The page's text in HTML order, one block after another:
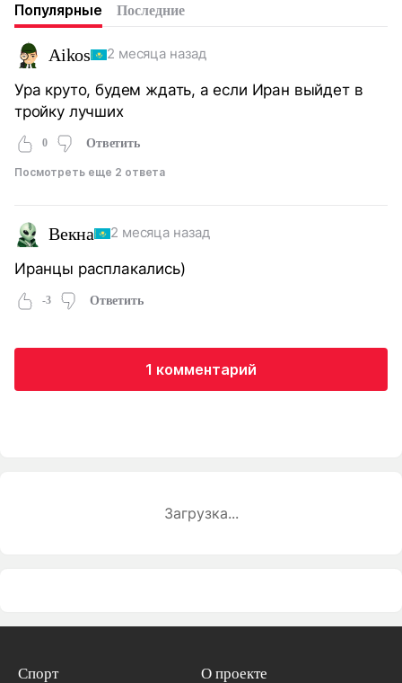
Популярные Последние
Aikos 2 месяца назад
Ура круто, будем ждать, а если Иран выйдет в
тройку лучших
0 Ответить
Посмотреть еще 2 ответа
Векна 2 месяца назад
Иранцы расплакались)
-3 Ответить
1 комментарий
Загрузка...
Спорт
О проекте